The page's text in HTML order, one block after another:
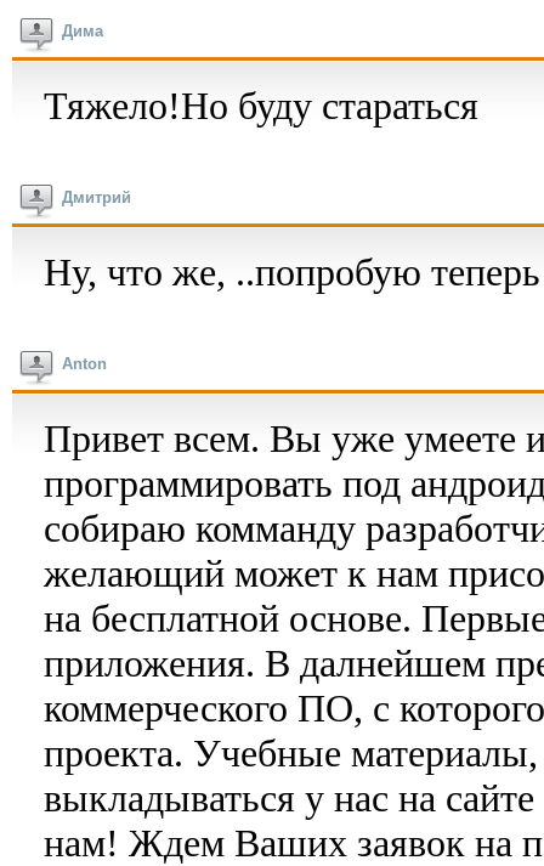
Дима
Тяжело!Но буду стараться
Дмитрий
Ну, что же, ..попробую теперь
Anton
Привет всем. Вы уже умеете
программировать под
собираю комманду
желающий может к нам
на бесплатной основе.
приложения. В далнейшем
коммерческого ПО, с
проекта. Учебные
выкладываться у нас на
нам! Ждем Ваших заявок на